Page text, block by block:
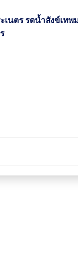
เนตร รดน้ำสังข์เทพ